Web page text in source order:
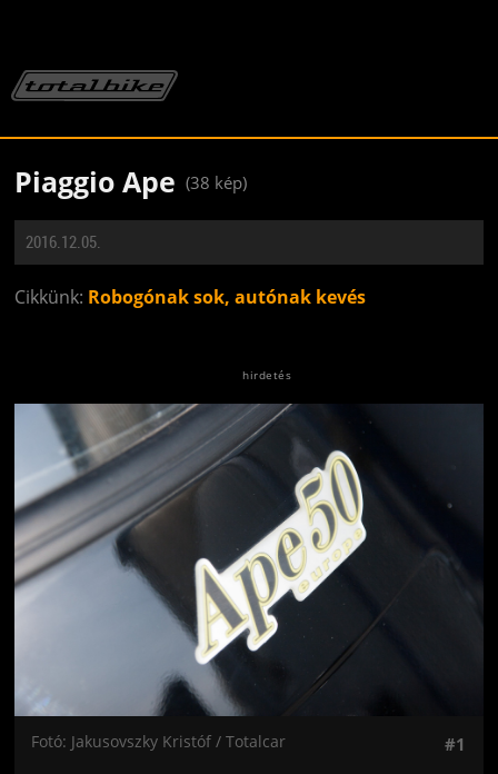
Piaggio Ape (38 kép)
2016.12.05.
Cikkünk: Robogónak sok, autónak kevés
Jön még kép!
Fotó: Jakusovszky Kristóf / Totalcar #1